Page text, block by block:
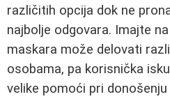
različitih opcija dok ne
najbolje odgovara. Imajte
maskara može delovati
osobama, pa korisnička
velike pomoći pri donošenju